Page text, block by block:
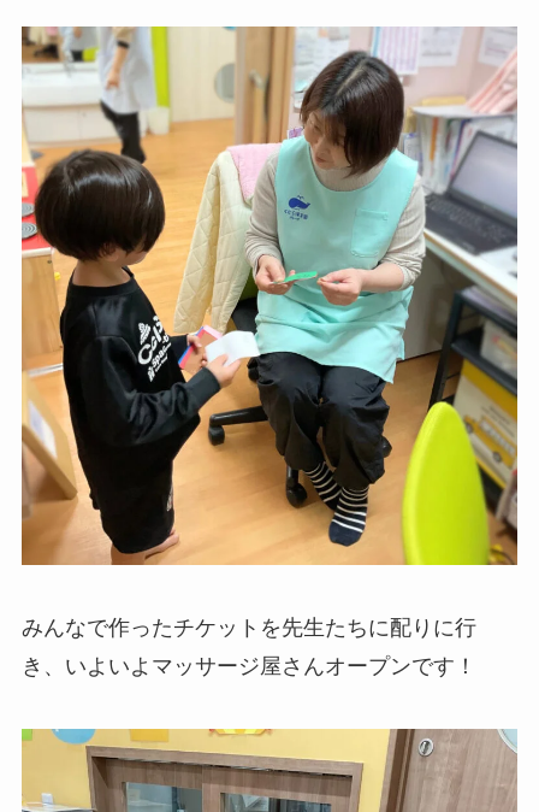
みんなで作ったチケットを先生たちに配りに行
き、いよいよマッサージ屋さんオープンです！